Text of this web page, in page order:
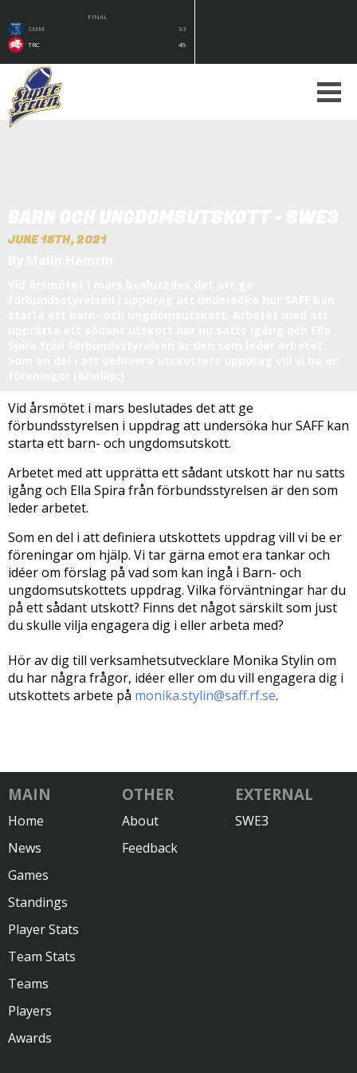
FINAL
SMM
33
TRC
49
JUNE 18TH, 2021
Vid årsmötet i mars beslutades det att ge
förbundsstyrelsen i uppdrag att undersöka hur SAFF kan
starta ett barn- och ungdomsutskott.
Arbetet med att upprätta ett sådant utskott har nu satts
igång och Ella Spira från förbundsstyrelsen är den som
leder arbetet.
Som en del i att definiera utskottets uppdrag vill vi be er
föreningar om hjälp. Vi tar gärna emot era tankar och
idéer om förslag på vad som kan ingå i Barn- och
ungdomsutskottets uppdrag. Vilka förväntningar har du
på ett sådant utskott? Finns det något särskilt som just
du skulle vilja engagera dig i eller arbeta med?
Hör av dig till verksamhetsutvecklare Monika Stylin om
du har några frågor, idéer eller om du vill engagera dig i
utskottets arbete på monika.stylin@saff.rf.se.
MAIN
Home
News
Games
Standings
Player Stats
Team Stats
Teams
Players
Awards
OTHER
About
Feedback
EXTERNAL
SWE3